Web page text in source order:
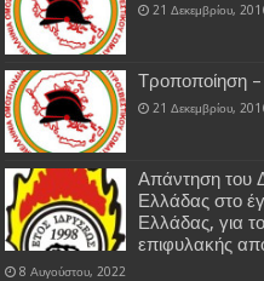
21 Δεκεμβρίου,
Τροποποίηση
21 Δεκεμβρίου,
Απάντηση του
Ελλάδας στο
Ελλάδας, για
επιφυλακής
8 Αυγούστου, 2022